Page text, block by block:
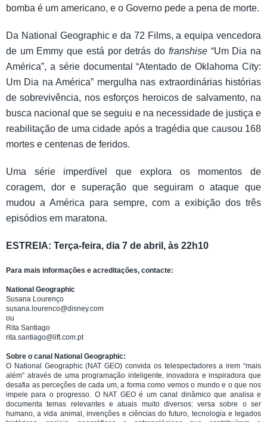
bomba é um americano, e o Governo pede a pena de morte.
Da National Geographic e da 72 Films, a equipa vencedora
de um Emmy que está por detrás do franshise “Um Dia na
América”, a série documental “Atentado de Oklahoma City:
Um Dia na América” mergulha nas extraordinárias histórias
de sobrevivência, nos esforços heroicosde salvamento, na
busca nacional que se seguiu e na necessidade de justiça e
reabilitação de uma cidade após a tragédia que causou 168
mortes e centenas de feridos.
Uma série imperdível que explora os momentos de
coragem, dor e superação que seguiram o ataque que
mudou a América para sempre, com a exibição dos três
episódios em maratona.
ESTREIA: Terça-feira, dia 7 de abril, às 22h10
Para mais informações e acreditações, contacte:
National Geographic
Susana Lourenço
susana.lourenco@disney.com
ou
Rita Santiago
rita.santiago@lift.com.pt
Sobre o canal National Geographic:
O National Geographic (NAT GEO) convida os telespectadores a irem “mais
além” através de uma programação inteligente, inovadora e inspiradora que
desafia as perceções de cada um, a forma como vemos o mundo e o que nos
impele para o progresso. O NAT GEO é um canal dinâmico que analisa e
documenta temas relevantes e atuais muito diversos: versa sobre o ser
humano, a vida animal, invenções e ciências do futuro, tecnologia e legados